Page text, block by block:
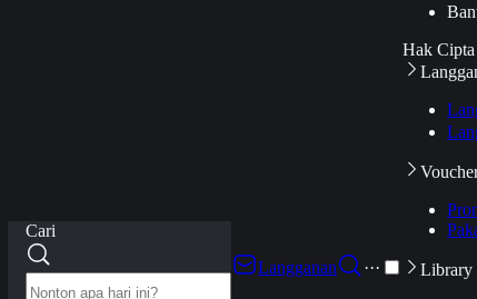
Cari
Langganan
···
Hak
Library